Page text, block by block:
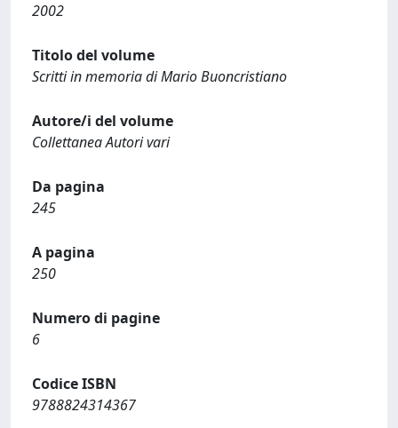
2002
Titolo del volume
Scritti in memoria di Mario Buoncristiano
Autore/i del volume
Collettanea Autori vari
Da pagina
245
A pagina
250
Numero di pagine
6
Codice ISBN
9788824314367